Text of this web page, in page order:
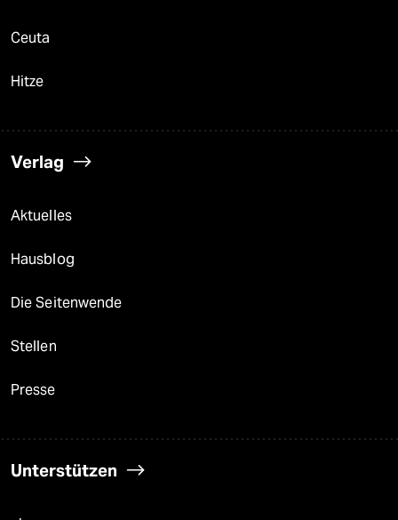
Ceuta
Hitze
Verlag
Aktuelles
Hausblog
Die Seitenwende
Stellen
Presse
Unterstützen